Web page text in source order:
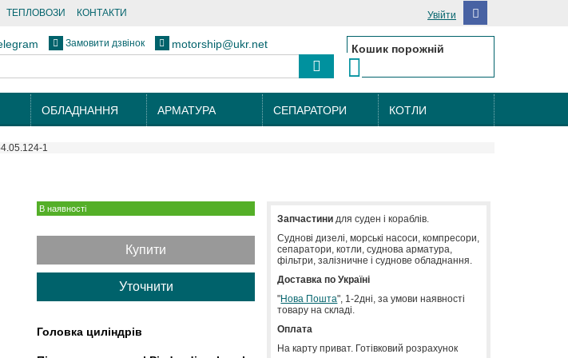
Увійти
ТЕПЛОВОЗИ КОНТАКТИ
Замовити дзвінок motorship@ukr.net Кошик порожній
ОБЛАДНАННЯ АРМАТУРА СЕПАРАТОРИ КОТЛИ
1
В наявності
Купити
Уточнити
Головка циліндрів
Запчастини для суден і кораблів.
Cуднові дизелі, морські насоси, компресори,
сепаратори, котли, суднова арматура,
фільтри, залізничне і суднове обладнання.
Доставка по Україні
"Нова Пошта", 1-2дні, за умови наявності
товару на складі.
Оплата
На карту приват. Готівковий розрахунок